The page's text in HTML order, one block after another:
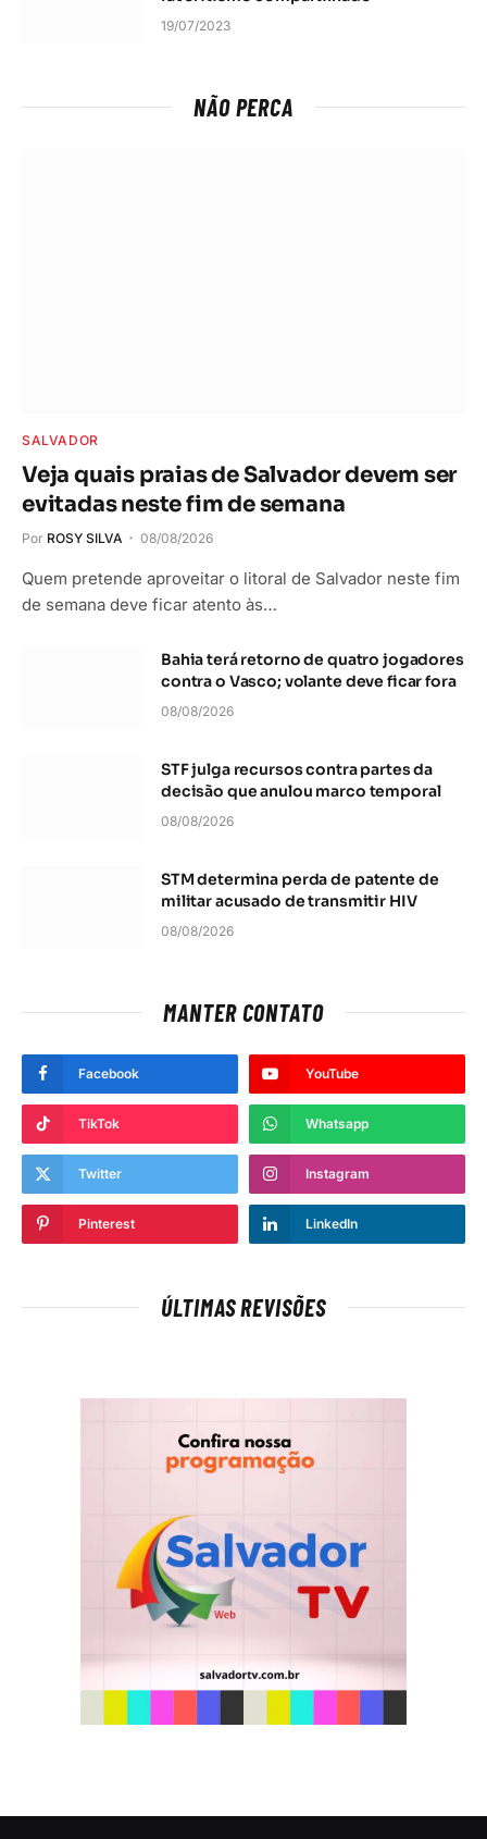
19/07/2023
NÃO PERCA
SALVADOR
Veja quais praias de Salvador devem ser
evitadas neste fim de semana
Por ROSY SILVA 08/08/2026
Quem pretende aproveitar o litoral de Salvador neste fim
de semana deve ficar atento às…
Bahia terá retorno de quatro jogadores
contra o Vasco; volante deve ficar fora
08/08/2026
STF julga recursos contra partes da
decisão que anulou marco temporal
08/08/2026
STM determina perda de patente de
militar acusado de transmitir HIV
08/08/2026
MANTER CONTATO
Facebook YouTube
TikTok Whatsapp
Twitter Instagram
Pinterest LinkedIn
ÚLTIMAS REVISÕES